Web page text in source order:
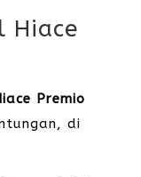
Hiace
Premio
di